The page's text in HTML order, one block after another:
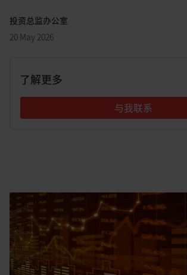
投资总监办公室
20 May 2026
了解更多
与我联系